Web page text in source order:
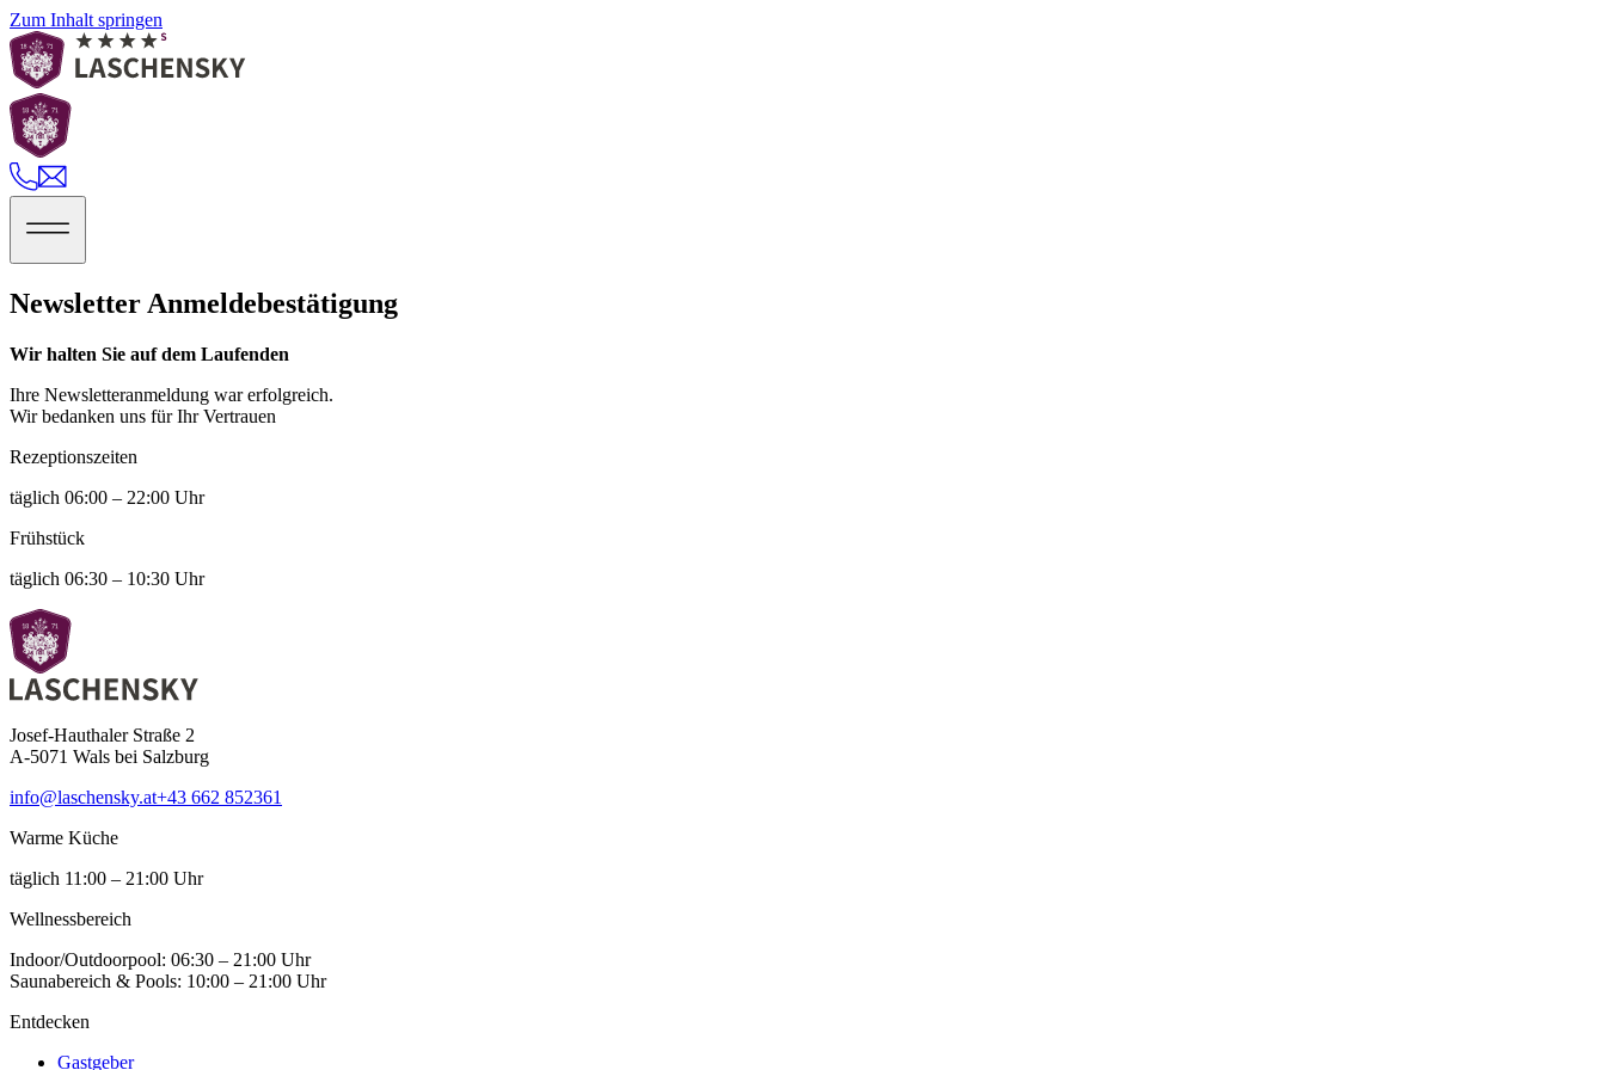
Zum Inhalt springen
Newsletter Anmeldebestätigung
Wir halten Sie auf dem Laufenden
Ihre Newsletteranmeldung war erfolgreich.
Wir bedanken uns für Ihr Vertrauen
Rezeptions­zeiten
täglich 06:00 – 22:00 Uhr
Frühstück
täglich 06:30 – 10:30 Uhr
Josef-Hauthaler Straße 2
A-5071 Wals bei Salzburg
info@laschensky.at+43 662 852361
Warme Küche
täglich 11:00 – 21:00 Uhr
Wellness­bereich
Indoor/Outdoorpool: 06:30 – 21:00 Uhr
Saunabereich & Pools: 10:00 – 21:00 Uhr
Entdecken
Gastgeber